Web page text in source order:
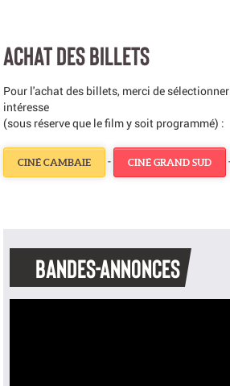
ACHAT DES BILLETS
Pour l'achat des billets, merci de
intéresse
(sous réserve que le film y soit programmé) :
CINÉ CAMBAIE - CINÉ GRAND SUD
BANDES-ANNONCES